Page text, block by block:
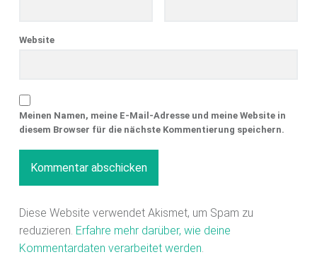
Website
Meinen Namen, meine E-Mail-Adresse und meine Website in
diesem Browser für die nächste Kommentierung speichern.
Diese Website verwendet Akismet, um Spam zu
reduzieren. Erfahre mehr darüber, wie deine
Kommentardaten verarbeitet werden.